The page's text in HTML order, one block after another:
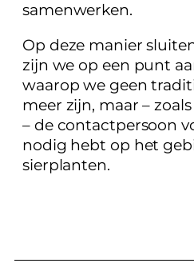
samenwerken.
Op deze manier
zijn we op een punt
waarop we geen
meer zijn, maar –
– de contactpersoon
nodig hebt op het
sierplanten.